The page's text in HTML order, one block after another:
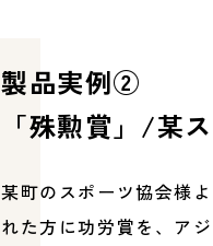
製品実例②
「殊勲賞」/某
某町のスポーツ協会様
れた方に功労賞を、ア